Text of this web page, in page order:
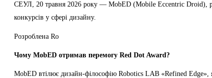
СЕУЛ, 20 травня 2026 року — MobED (Mobile Eccentric Droid),
конкурсів у сфері дизайну.
Розроблена Ro
Чому MobED отримав перемогу Red Dot Award?
MobED втілює дизайн-філософію Robotics LAB «Refined Edge»,